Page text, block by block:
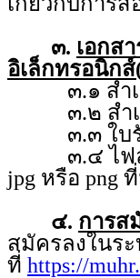
๓. เอกส
อิเล็กทรอนิกส์
๓.๑ สำเน
๓.๒ สำเน
๓.๓ ใบรับ
๓.๔ ไฟล์รูป
jpg หรือ png
๔. การส
สมัครลงในร
ที่ https://